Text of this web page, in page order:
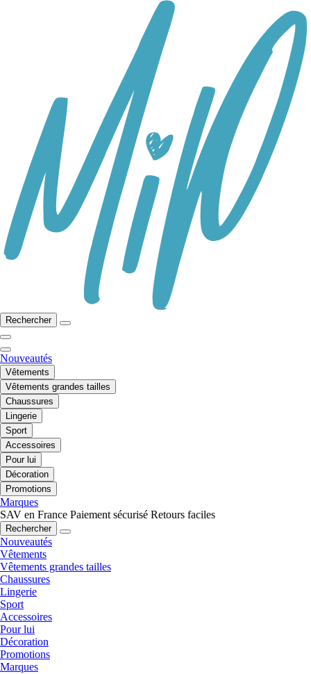
Rechercher
Nouveautés
Vêtements
Vêtements grandes tailles
Chaussures
Lingerie
Sport
Accessoires
Pour lui
Décoration
Promotions
Marques
SAV en France Paiement sécurisé Retours faciles
Rechercher
Nouveautés
Vêtements
Vêtements grandes tailles
Chaussures
Lingerie
Sport
Accessoires
Pour lui
Décoration
Promotions
Marques